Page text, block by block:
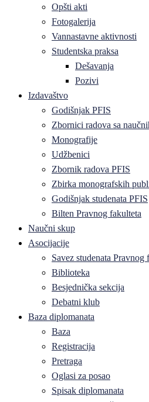
Opšti akti
Fotogalerija
Vannastavne aktivnosti
Studentska praksa
Dešavanja
Pozivi
Izdavaštvo
Godišnjak PFIS
Zbornici radova sa
Monografije
Udžbenici
Zbornik radova PFIS
Zbirka monografskih
Godišnjak studenata PFIS
Bilten Pravnog fakulteta
Naučni skup
Asocijacije
Savez studenata Pravnog
Biblioteka
Besjednička sekcija
Debatni klub
Baza diplomanata
Baza
Registracija
Pretraga
Oglasi za posao
Spisak diplomanata